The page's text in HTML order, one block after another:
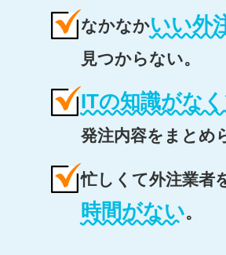
なかなかいい外
見つからない。
ITの知識がな
発注内容をまとめ
忙しくて外注業者
時間がない。